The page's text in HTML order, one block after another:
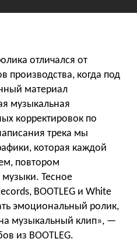
отличался от
производства, когда под
материал
музыкальная
корректировок по
трека мы
которая каждой
повтором
Тесное
BOOTLEG и White
эмоциональный ролик,
музыкальный клип», —
из BOOTLEG.